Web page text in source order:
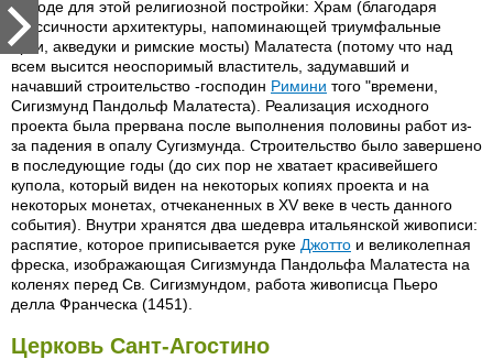
народе для этой религиозной постройки: Храм (благодаря
классичности архитектуры, напоминающей триумфальные
арки, акведуки и римские мосты) Малатеста (потому что над
всем высится неоспоримый властитель, задумавший и
начавший строительство -господин Римини того "времени,
Сигизмунд Пандольф Малатеста). Реализация исходного
проекта была прервана после выполнения половины работ из-
за падения в опалу Сугизмунда. Строительство было завершено
в последующие годы (до сих пор не хватает красивейшего
купола, который виден на некоторых копиях проекта и на
некоторых монетах, отчеканенных в XV веке в честь данного
события). Внутри хранятся два шедевра итальянской живописи:
распятие, которое приписывается руке Джотто и великолепная
фреска, изображающая Сигизмунда Пандольфа Малатеста на
коленях перед Св. Сигизмундом, работа живописца Пьеро
делла Франческа (1451).
Церковь Сант-Агостино